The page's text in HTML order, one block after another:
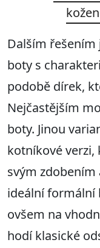
Dalším
boty s
podobě dírek,
Nejčastějším
boty. Jinou
kotníkové
svým zdobením
ideální formální
ovšem na
hodí klasické